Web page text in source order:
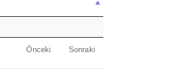
Önceki Sonraki